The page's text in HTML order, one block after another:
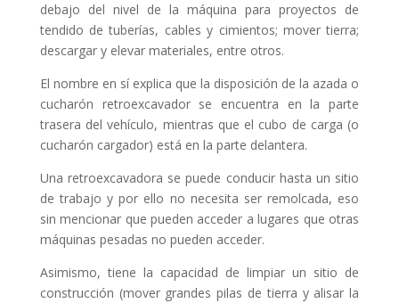
debajo del nivel de la máquina para proyectos de
tendido de tuberías, cables y cimientos; mover tierra;
descargar y elevar materiales, entre otros.
El nombre en sí explica que la disposición de la azada o
cucharón retroexcavador se encuentra en la parte
trasera del vehículo, mientras que el cubo de carga (o
cucharón cargador) está en la parte delantera.
Una retroexcavadora se puede conducir hasta un sitio
de trabajo y por ello no necesita ser remolcada, eso
sin mencionar que pueden acceder a lugares que otras
máquinas pesadas no pueden acceder.
Asimismo, tiene la capacidad de limpiar un sitio de
construcción (mover grandes pilas de tierra y alisar la